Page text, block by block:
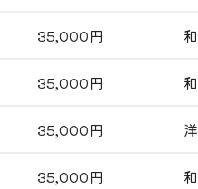
35,000円
35,000円
35,000円
35,000円